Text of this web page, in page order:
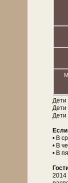
Дети
Дети
Дети
• В
• В
• В
2014